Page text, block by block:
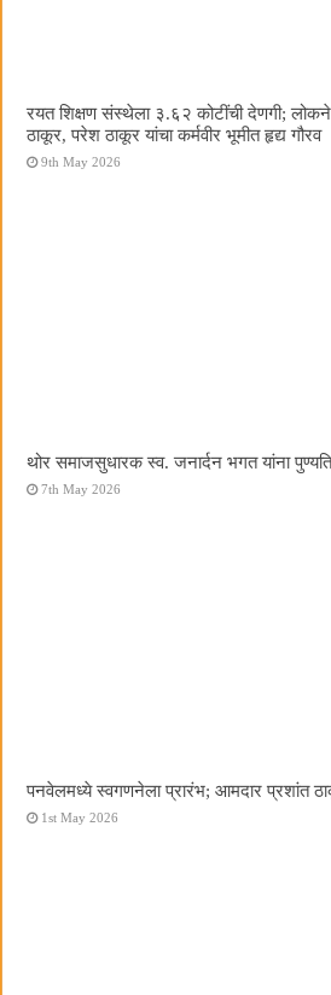
रयत शिक्षण संस्थेला ३.६२ कोटींची देणगी;
ठाकूर, परेश ठाकूर यांचा कर्मवीर भूमीत हृद्य गौरव
9th May 2026
थोर समाजसुधारक स्व. जनार्दन भगत यांना
7th May 2026
पनवेलमध्ये स्वगणनेला प्रारंभ; आमदार प्रशांत
1st May 2026